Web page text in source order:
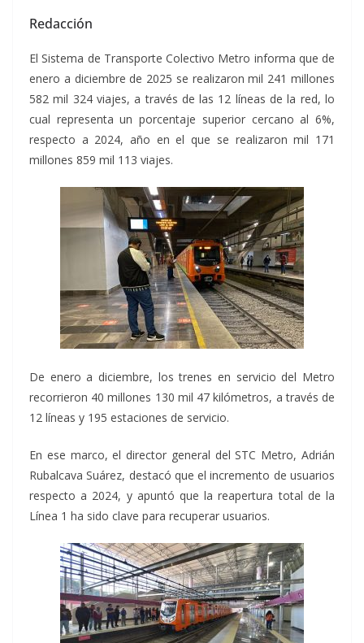
Redacción
El Sistema de Transporte Colectivo Metro informa que de
enero a diciembre de 2025 se realizaron mil 241 millones
582 mil 324 viajes, a través de las 12 líneas de la red, lo
cual representa un porcentaje superior cercano al 6%,
respecto a 2024, año en el que se realizaron mil 171
millones 859 mil 113 viajes.
De enero a diciembre, los trenes en servicio del Metro
recorrieron 40 millones 130 mil 47 kilómetros, a través de
12 líneas y 195 estaciones de servicio.
En ese marco, el director general del STC Metro, Adrián
Rubalcava Suárez, destacó que el incremento de usuarios
respecto a 2024, y apuntó que la reapertura total de la
Línea 1 ha sido clave para recuperar usuarios.